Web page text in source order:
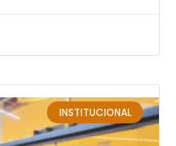
INSTITUCIONAL